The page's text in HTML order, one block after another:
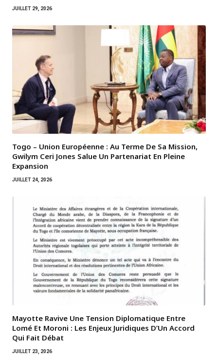
JUILLET 29, 2026
Togo – Union Européenne : Au Terme De Sa Mission,
Gwilym Ceri Jones Salue Un Partenariat En Pleine
Expansion
JUILLET 24, 2026
Mayotte Ravive Une Tension Diplomatique Entre
Lomé Et Moroni : Les Enjeux Juridiques D’Un Accord
Qui Fait Débat
JUILLET 23, 2026